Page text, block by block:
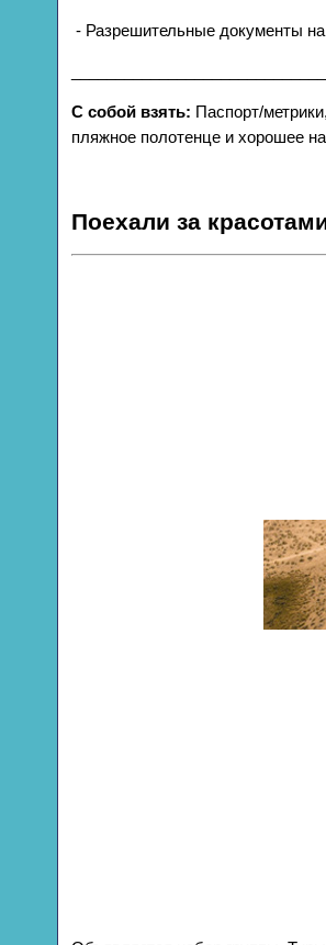
- Разрешительные документы
С собой взять: Паспорт/
пляжное полотенце и хорошее